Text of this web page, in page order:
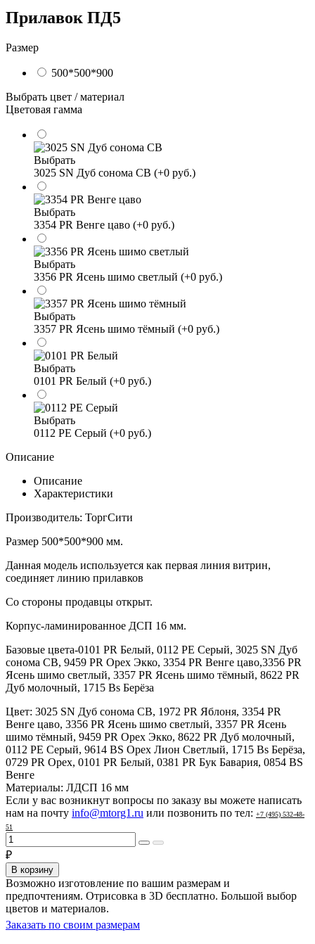
Прилавок ПД5
Размер
500*500*900
Выбрать цвет / материал
Цветовая гамма
Выбрать
3025 SN Дуб сонома СВ (+0 руб.)
Выбрать
3354 PR Венге цаво (+0 руб.)
Выбрать
3356 PR Ясень шимо светлый (+0 руб.)
Выбрать
3357 PR Ясень шимо тёмный (+0 руб.)
Выбрать
0101 PR Белый (+0 руб.)
Выбрать
0112 PE Серый (+0 руб.)
Описание
Описание
Характеристики
Производитель: ТоргСити
Размер 500*500*900 мм.
Данная модель используется как первая линия витрин,
соединяет линию прилавков
Со стороны продавцы открыт.
Корпус-ламинированное ДСП 16 мм.
Базовые цвета-0101 PR Белый, 0112 PE Серый, 3025 SN Дуб
сонома СВ, 9459 PR Орех Экко, 3354 PR Венге цаво,3356 PR
Ясень шимо светлый, 3357 PR Ясень шимо тёмный, 8622 PR
Дуб молочный, 1715 Bs Берёза
Цвет: 3025 SN Дуб сонома СВ, 1972 PR Яблоня, 3354 PR
Венге цаво, 3356 PR Ясень шимо светлый, 3357 PR Ясень
шимо тёмный, 9459 PR Орех Экко, 8622 PR Дуб молочный,
0112 PE Серый, 9614 BS Орех Лион Светлый, 1715 Bs Берёза,
0729 PR Орех, 0101 PR Белый, 0381 PR Бук Бавария, 0854 BS
Венге
Материалы: ЛДСП 16 мм
Если у вас возникнут вопросы по заказу вы можете написать
нам на почту info@mtorg1.ru или позвонить по тел: +7 (495) 532-48-
51
₽
В корзину
Возможно изготовление по вашим размерам и
предпочтениям. Отрисовка в 3D бесплатно. Большой выбор
цветов и материалов.
Заказать по своим размерам